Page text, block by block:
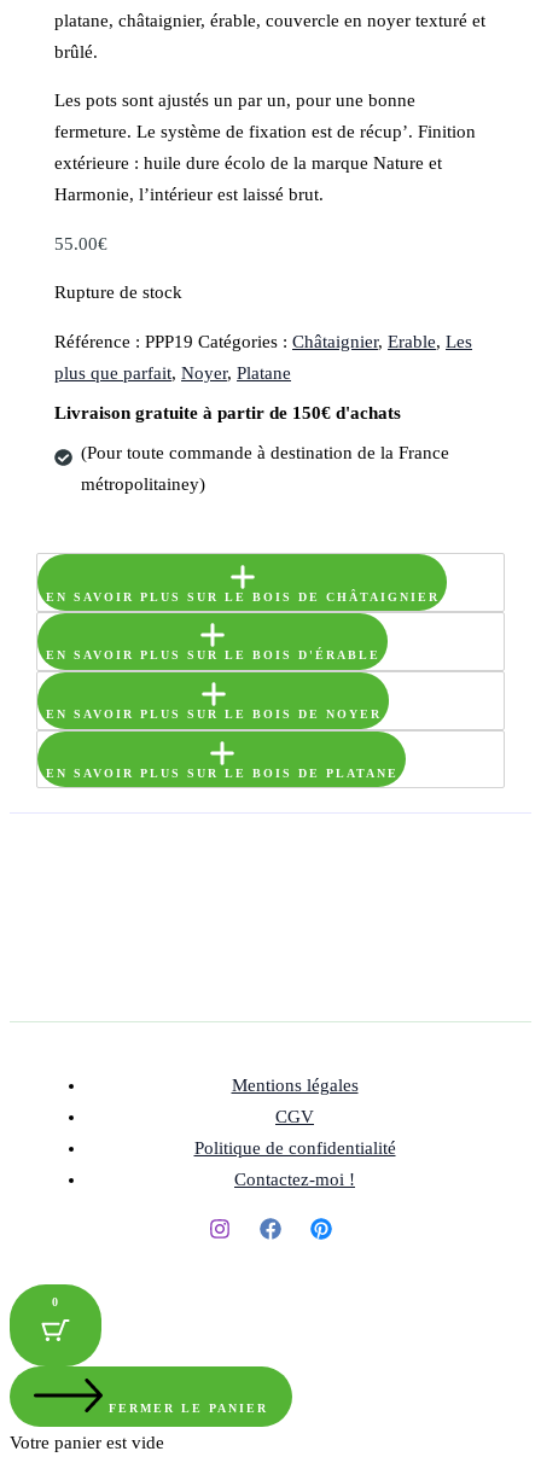
platane, châtaignier, érable, couvercle en noyer texturé et
brûlé.
Les pots sont ajustés un par un, pour une bonne
fermeture. Le système de fixation est de récup’. Finition
extérieure : huile dure écolo de la marque Nature et
Harmonie, l’intérieur est laissé brut.
55.00€
Rupture de stock
Référence :PPP19 Catégories :Châtaignier,Erable,Les
plus que parfait,Noyer,Platane
Livraison gratuite à partir de 150€ d'achats
(Pour toute commande à destination de la France
métropolitainey)
EN SAVOIR PLUS SUR LE BOIS DE CHÂTAIGNIER
EN SAVOIR PLUS SUR LE BOIS D'ÉRABLE
EN SAVOIR PLUS SUR LE BOIS DE NOYER
EN SAVOIR PLUS SUR LE BOIS DE PLATANE
Mentions légales
CGV
Politique de confidentialité
Contactez-moi !
0
FERMER LE PANIER
Votre panier est vide